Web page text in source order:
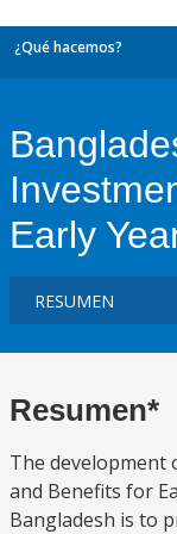
¿Qué hacemos?
Early
Resumen*
The development
and Benefits for
Bangladesh is to